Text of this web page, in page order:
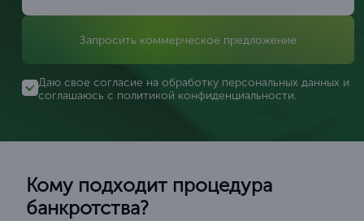
Запросить коммерческое предложение
Даю свое согласие на обработку персональных данных и
соглашаюсь с политикой конфиденциальности.
Кому подходит процедура
банкротства?